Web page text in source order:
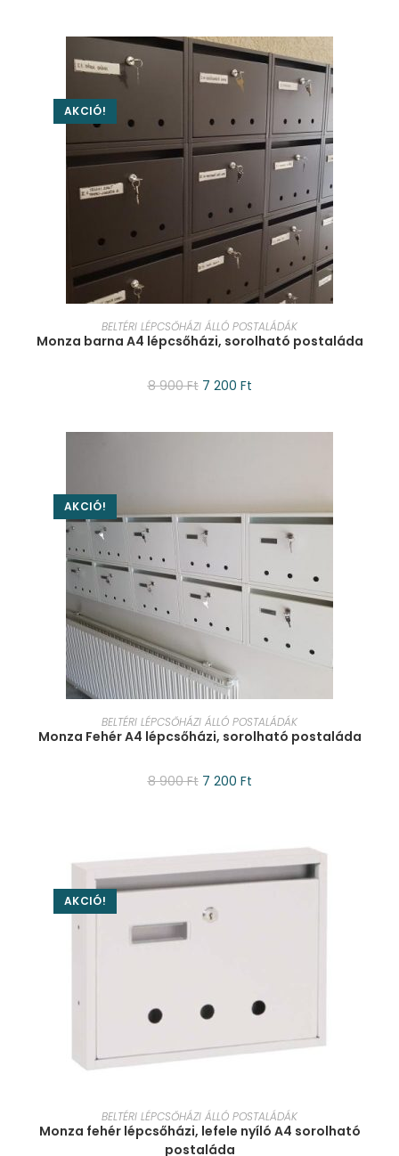
AKCIÓ!
KOSÁRBA TESZEM
BELTÉRI LÉPCSŐHÁZI ÁLLÓ POSTALÁDÁK
Monza barna A4 lépcsőházi, sorolható postaláda
8 900Ft 7 200 Ft
AKCIÓ!
KOSÁRBA TESZEM
BELTÉRI LÉPCSŐHÁZI ÁLLÓ POSTALÁDÁK
Monza Fehér A4 lépcsőházi, sorolható postaláda
8 900Ft 7 200 Ft
AKCIÓ!
KOSÁRBA TESZEM
BELTÉRI LÉPCSŐHÁZI ÁLLÓ POSTALÁDÁK
Monza fehér lépcsőházi, lefele nyíló A4 sorolható
postaláda